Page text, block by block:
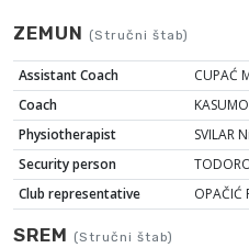
ZEMUN (Stručni štab)
Assistant Coach
CUPAĆ
Coach
Physiotherapist
SVILAR
Security person
Club representative
OPAČIĆ
SREM (Stručni štab)